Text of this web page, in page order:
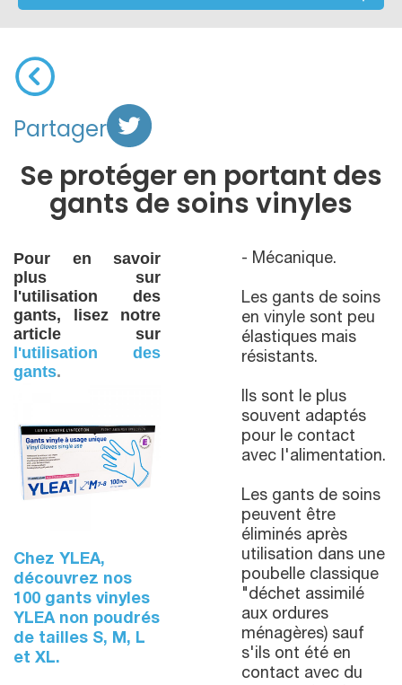
Partager
Se protéger en portant des
gants de soins vinyles
Pour en savoir
plus sur
l'utilisation des
gants, lisez notre
article sur
l'utilisation des
gants.
Chez YLEA,
découvrez nos
100 gants vinyles
YLEA non poudrés
de tailles S, M, L
et XL.
- Mécanique.
Les gants de soins
en vinyle sont peu
élastiques mais
résistants.
Ils sont le plus
souvent adaptés
pour le contact
avec l'alimentation.
Les gants de soins
peuvent être
éliminés après
utilisation dans une
poubelle classique
"déchet assimilé
aux ordures
ménagères) sauf
s'ils ont été en
contact avec du